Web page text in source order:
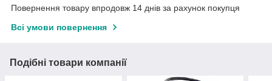
Повернення товару впродовж 14 днів за рахунок покупця
Всі умови повернення
Подібні товари компанії